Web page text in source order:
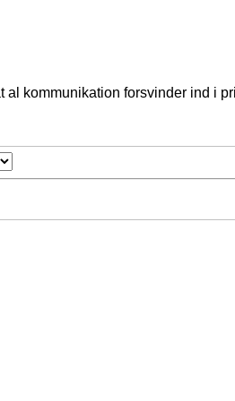
kommunikation forsvinder ind i